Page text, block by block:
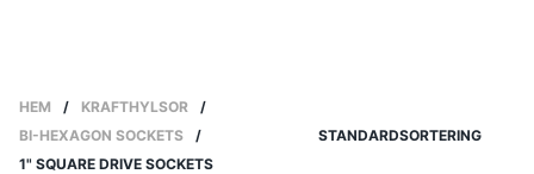
HEM / KRAFTHYLSOR
/
BI-HEXAGON SOCKETS
/
1" SQUARE DRIVE SOCKETS
STANDARDSORTERING